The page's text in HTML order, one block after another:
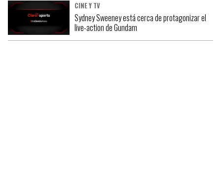
CINE Y TV
Sydney Sweeney está cerca de protagonizar el
live-action de Gundam